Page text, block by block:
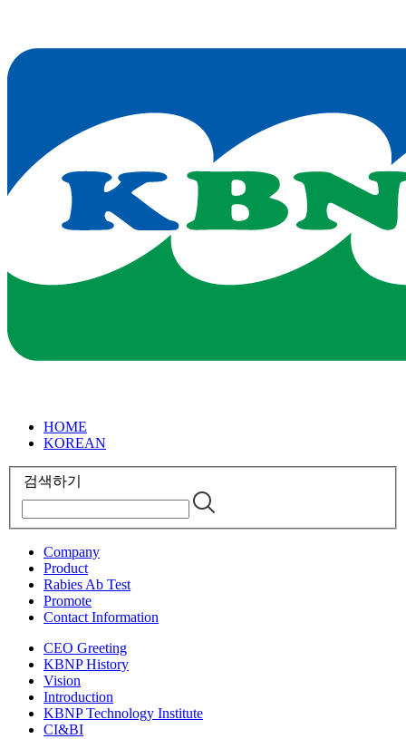
HOME
KOREAN
검색하기
Company
Product
Rabies Ab Test
Promote
Contact Information
CEO Greeting
KBNP History
Vision
Introduction
KBNP Technology Institute
CI&BI